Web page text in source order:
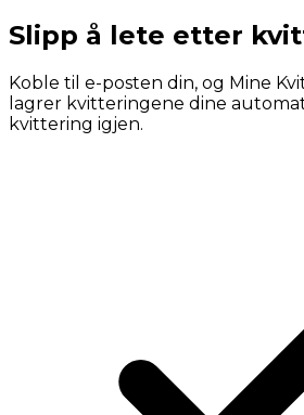
Slipp å lete etter
Koble til e-posten din, og Mine
lagrer kvitteringene dine
kvittering igjen.